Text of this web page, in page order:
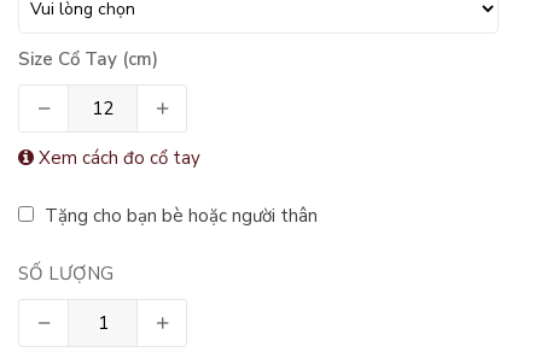
Size Cổ Tay (cm)
Xem cách đo cổ tay
Tặng cho bạn bè hoặc người thân
SỐ LƯỢNG